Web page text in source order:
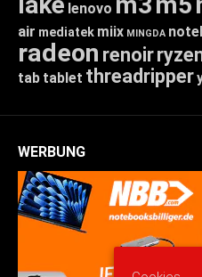
lenovo
air mediatek miix MINGDA
radeon renoir
tab tablet threadripper
WERBUNG